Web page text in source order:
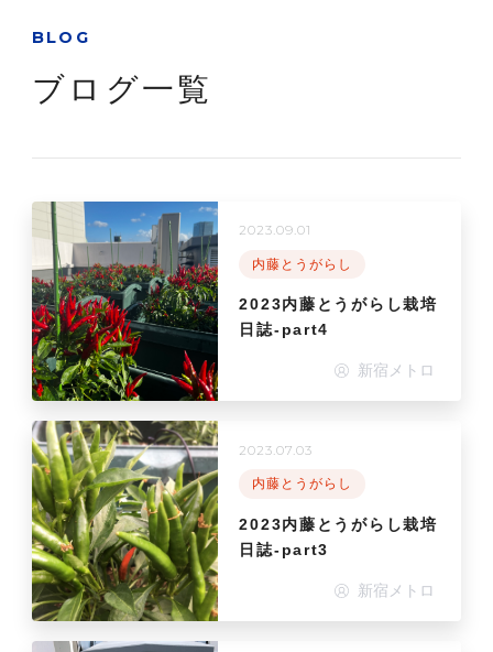
BLOG
ブログ一覧
内藤とうがらし
2023内藤とうがらし栽培
日誌-part4
2023.09.01
新宿メトロ
内藤とうがらし
2023内藤とうがらし栽培
日誌-part3
2023.07.03
新宿メトロ